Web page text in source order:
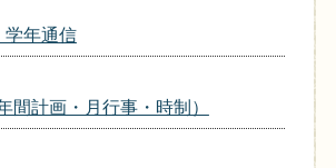
年通信
間計画・月行事・時制）